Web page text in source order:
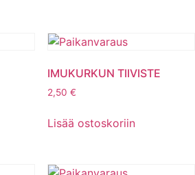
IMUKURKUN TIIVISTE
2,50 €
Lisää ostoskoriin